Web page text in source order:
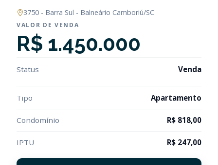
3750 - Barra Sul - Balneário Camboriú/SC
VALOR DE VENDA
R$ 1.450.000
Status Venda
Tipo Apartamento
Condomínio R$ 818,00
IPTU R$ 247,00